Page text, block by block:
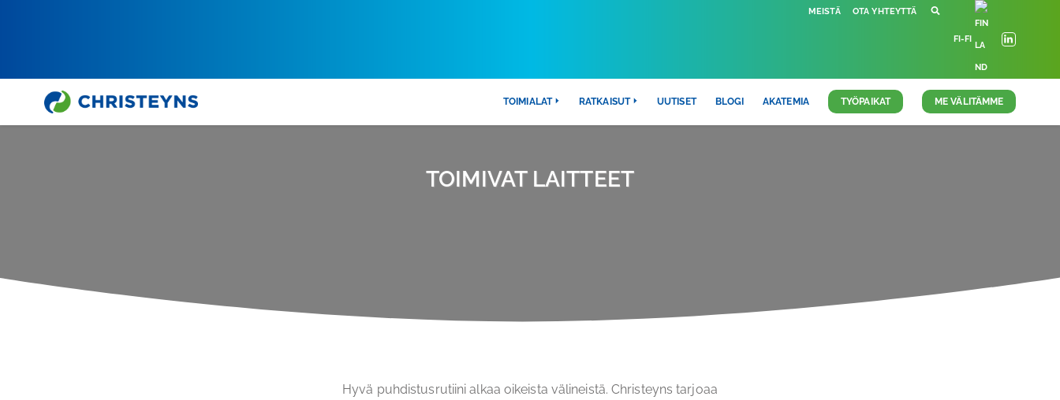
MEISTÄ OTA YHTEYTTÄ
FI-FI
TOIMIALAT RATKAISUT UUTISET BLOGI AKATEMIA TYÖPAIKAT ME VÄLITÄMME
Home Ratkaisut Toimivat Laitteet
TOIMIVAT LAITTEET
Hyvä puhdistusrutiini alkaa oikeista välineistä. Christeyns tarjoaa